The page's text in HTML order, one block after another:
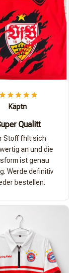
Käptn
Qualitt
Stoff fhlt sich
an und die
ist genau
Werde definitiv
bestellen.